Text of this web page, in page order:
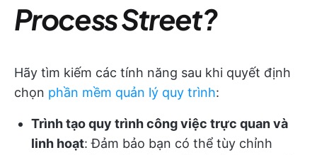
Process Street?
Hãy tìm kiếm các tính năng sau khi quyết định
chọn phần mềm quản lý quy trình:
Trình tạo quy trình công việc trực quan và
linh hoạt: Đảm bảo bạn có thể tùy chỉnh